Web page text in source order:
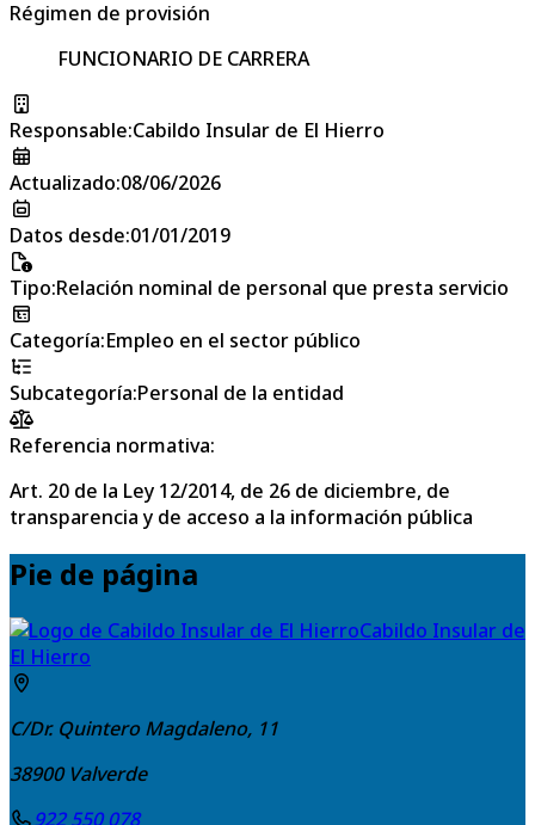
Régimen de provisión
FUNCIONARIO DE CARRERA
Responsable:Cabildo Insular de El Hierro
Actualizado:08/06/2026
Datos desde:01/01/2019
Tipo:Relación nominal de personal que presta servicio
Categoría:Empleo en el sector público
Subcategoría:Personal de la entidad
Referencia normativa:
Art. 20 de la Ley 12/2014, de 26 de diciembre, de
transparencia y de acceso a la información pública
Pie de página
Cabildo Insular de
El Hierro
C/Dr. Quintero Magdaleno, 11
38900 Valverde
922 550 078